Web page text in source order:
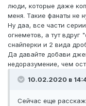
люди, которые даже
меня. Такие фанаты не
Ну даа, все части
огнеметов, а тут вдруг
снайперки и 2 вида
Да давайте добави
недоразумение, чем
10.02.2020 в
Сейчас еще